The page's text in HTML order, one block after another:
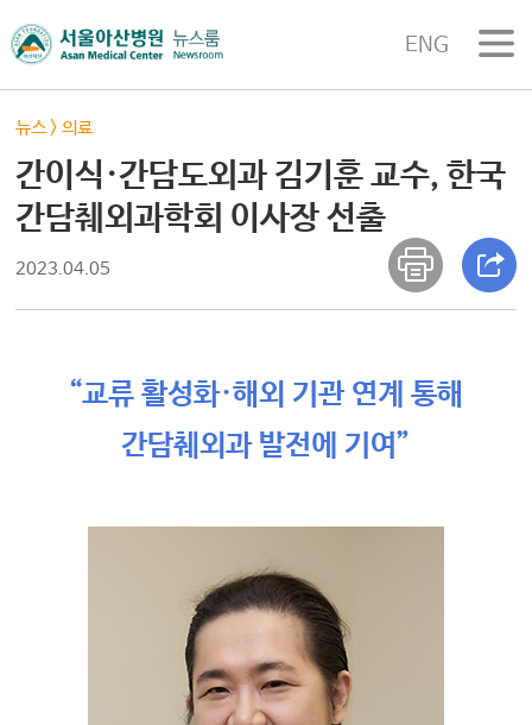
ENG
뉴스 >의료
간이식·간담도외과 김기훈 교수, 한국
간담췌외과학회 이사장 선출
2023.04.05
“교류 활성화·해외 기관 연계 통해
간담췌외과 발전에 기여”